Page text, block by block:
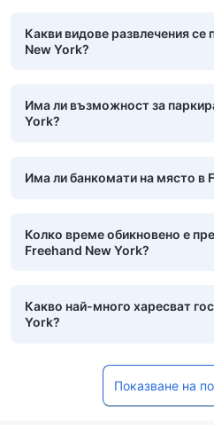
Какви видове развлечения се
New York?
Има ли възможност за
York?
Има ли банкомати на място в
Колко време обикновено е
Freehand New York?
Какво най-много харесват
York?
Показване на